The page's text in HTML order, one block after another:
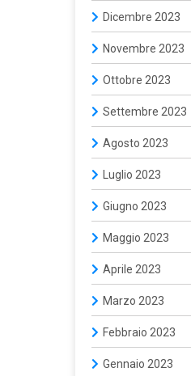
Dicembre 2023
Novembre 2023
Ottobre 2023
Settembre 2023
Agosto 2023
Luglio 2023
Giugno 2023
Maggio 2023
Aprile 2023
Marzo 2023
Febbraio 2023
Gennaio 2023